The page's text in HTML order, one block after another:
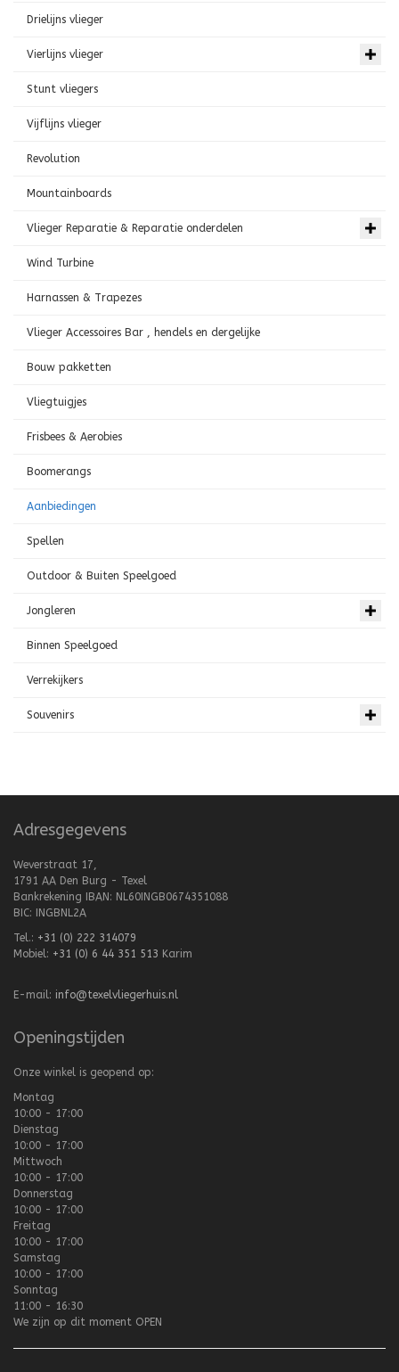
Drielijns vlieger
Vierlijns vlieger
Stunt vliegers
Vijflijns vlieger
Revolution
Mountainboards
Vlieger Reparatie & Reparatie onderdelen
Wind Turbine
Harnassen & Trapezes
Vlieger Accessoires Bar , hendels en dergelijke
Bouw pakketten
Vliegtuigjes
Frisbees & Aerobies
Boomerangs
Aanbiedingen
Spellen
Outdoor & Buiten Speelgoed
Jongleren
Binnen Speelgoed
Verrekijkers
Souvenirs
Adresgegevens
Weverstraat 17,
1791 AA Den Burg - Texel
Bankrekening IBAN: NL60INGB0674351088
BIC: INGBNL2A
Tel.: +31 (0) 222 314079
Mobiel: +31 (0) 6 44 351 513 Karim
E-mail: info@texelvliegerhuis.nl
Openingstijden
Onze winkel is geopend op:
Montag
10:00 - 17:00
Dienstag
10:00 - 17:00
Mittwoch
10:00 - 17:00
Donnerstag
10:00 - 17:00
Freitag
10:00 - 17:00
Samstag
10:00 - 17:00
Sonntag
11:00 - 16:30
We zijn op dit moment OPEN